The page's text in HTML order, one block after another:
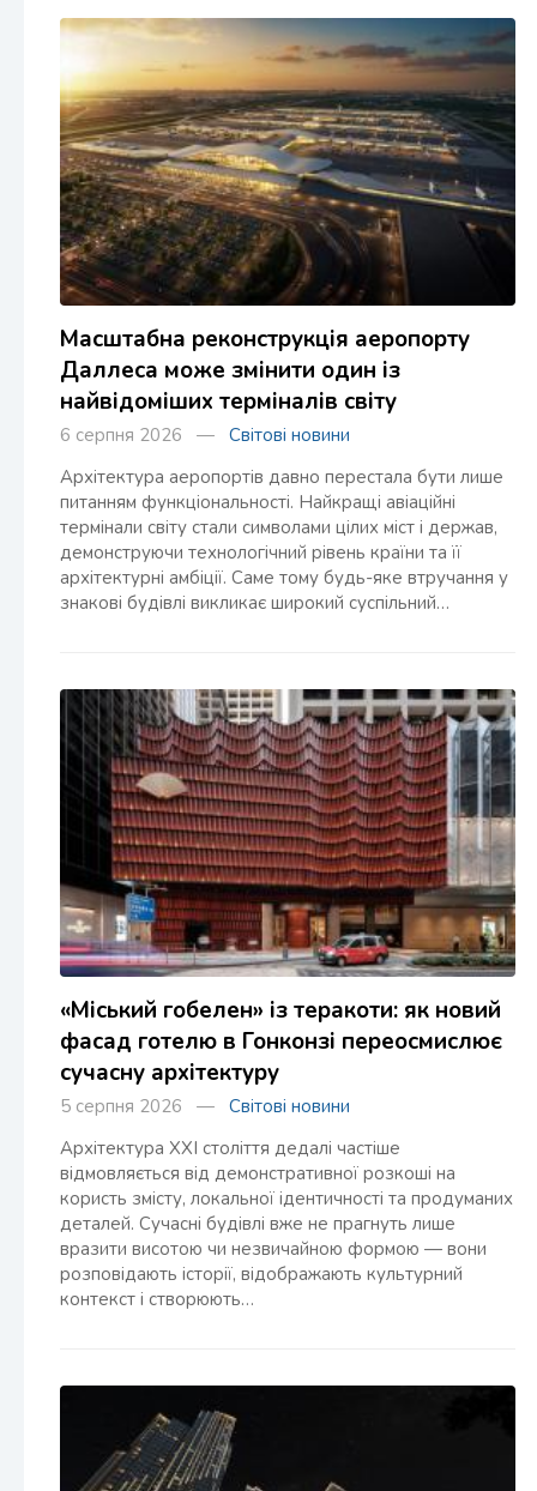
Масштабна реконструкція аеропорту
Даллеса може змінити один із
найвідоміших терміналів світу
6 серпня 2026 — Світові новини
Архітектура аеропортів давно перестала бути лише
питанням функціональності. Найкращі авіаційні
термінали світу стали символами цілих міст і держав,
демонструючи технологічний рівень країни та її
архітектурні амбіції. Саме тому будь-яке втручання у
знакові будівлі викликає широкий суспільний…
«Міський гобелен» із теракоти: як новий
фасад готелю в Гонконзі переосмислює
сучасну архітектуру
5 серпня 2026 — Світові новини
Архітектура XXI століття дедалі частіше
відмовляється від демонстративної розкоші на
користь змісту, локальної ідентичності та продуманих
деталей. Сучасні будівлі вже не прагнуть лише
вразити висотою чи незвичайною формою — вони
розповідають історії, відображають культурний
контекст і створюють…